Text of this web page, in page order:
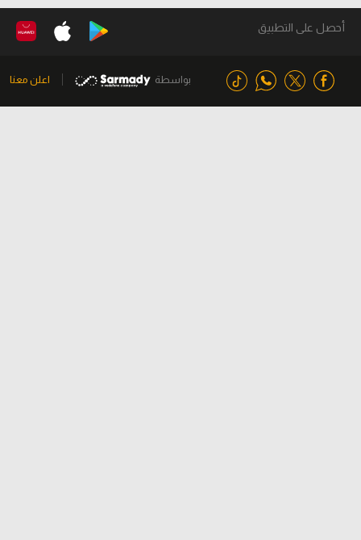
أحصل على التطبيق
بواسطة اعلن معنا